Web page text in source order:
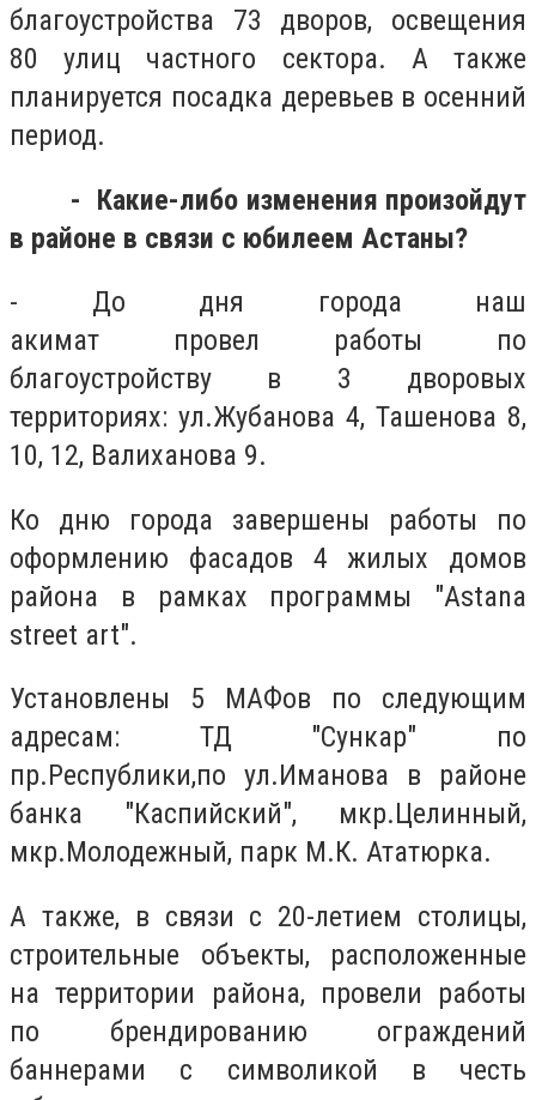
благоустройства 73 дворов, освещения
80 улиц частного сектора. А также
планируется посадка деревьев в осенний
период.
- Какие-либо изменения произойдут
в районе в связи с юбилеем Астаны?
- До дня города наш
акимат провел работы по
благоустройству в 3 дворовых
территориях: ул.Жубанова 4, Ташенова 8,
10, 12, Валиханова 9.
Ко дню города завершены работы по
оформлению фасадов 4 жилых домов
района в рамках программы "Astana
street art".
Установлены 5 МАФов по следующим
адресам: ТД "Сункар" по
пр.Республики,по ул.Иманова в районе
банка "Каспийский", мкр.Целинный,
мкр.Молодежный, парк М.К. Ататюрка.
А также, в связи с 20-летием столицы,
строительные объекты, расположенные
на территории района, провели работы
по брендированию ограждений
баннерами с символикой в честь